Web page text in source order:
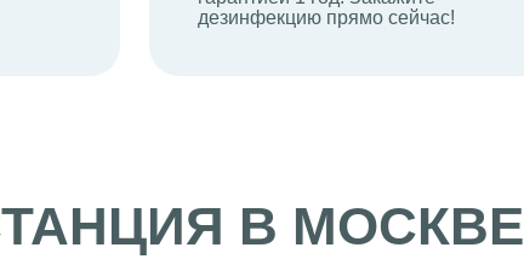
дезинфекцию прямо сейчас!
В МОСКВЕ